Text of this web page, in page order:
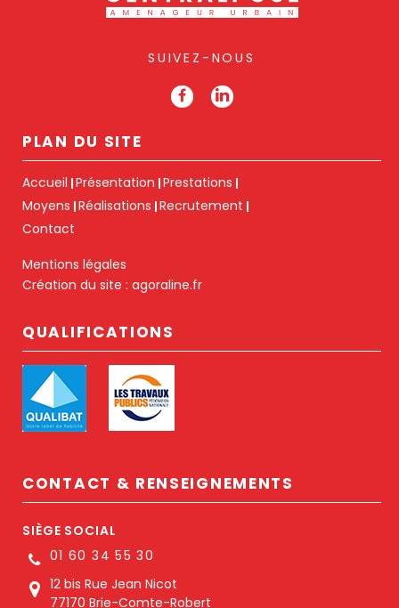
SUIVEZ-NOUS
PLAN DU SITE
Accueil Présentation Prestations
Moyens Réalisations Recrutement
Contact
Mentions légales
Création du site : agoraline.fr
QUALIFICATIONS
CONTACT & RENSEIGNEMENTS
SIÈGE SOCIAL
01 60 34 55 30
12 bis Rue Jean Nicot
77170 Brie-Comte-Robert